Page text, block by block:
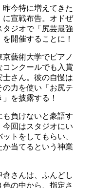
昨今特に増えてきた
に宣戦布告。オドぜ
ジオで「尻芸最強
開催することに！
藝術大学でピアノ
コンクールでも入賞
士さん。彼の自慢は
の力を使い「お尻テ
を披露する！
も負けないと豪語す
今回はスタジオにい
トをしてもらい、
当てるという神業
倉さんは、ふんどし
の中から、指定さ